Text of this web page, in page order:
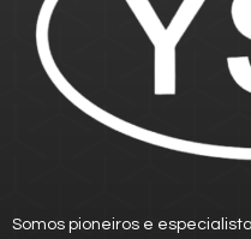
Somos pioneiros e